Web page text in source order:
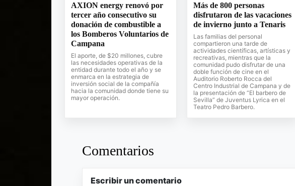
AXION energy renovó por
tercer año consecutivo su
donación de combustible a
los Bomberos Voluntarios de
Campana
El aporte, de $20 millones, cubre
las necesidades operativas de la
entidad durante todo el año y se
enmarca en la estrategia de
inversión social de la compañía
hacia la comunidad donde tiene su
mayor operación.
Más de 800 personas
disfrutaron de las vacaciones
de invierno junto a Tenaris
Las familias del personal
compartieron una tarde de
actividades científicas, artísticas y
recreativas, mientras que la
comunidad pudo disfrutar de una
doble función de cine en el
Auditorio Roberto Rocca del
Centro Industrial de Campana y de
la presentación de “El barbero de
Sevilla” de Juventus Lyrica en el
Teatro Pedro Barbero.
Comentarios
Escribir un comentario